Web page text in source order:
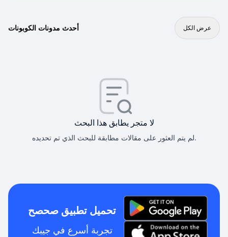
أحدث مدونات الكوبونات عرض الكل
لا متجر يطابق هذا البحث
لم يتم العثور على مقالات مطابقة للبحث الذي تم تحديده.
تحميل تطبيق صحصح
تجربة أسرع في جيبك